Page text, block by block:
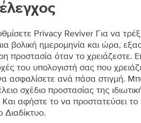
Privacy Reviver Για να
βολική ημερομηνία και ώρα,
προστασία όταν το χρειάζεστε.
του υπολογιστή σας που
ασφαλίσετε ανά πάσα στιγμή.
σχέδιο προστασίας της
αφήστε το να προστατεύσει